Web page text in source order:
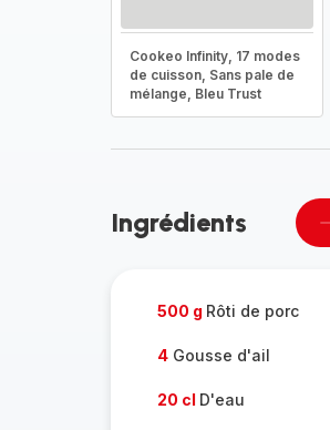
Cookeo Infinity, 17 modes
de cuisson, Sans pale de
mélange, Bleu Trust
Ingrédients
500 g Rôti de porc
4Gousse d'ail
20 cl D'eau